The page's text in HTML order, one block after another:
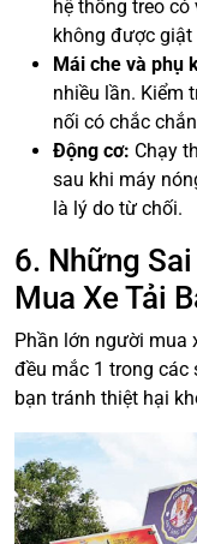
hệ thống treo
không được giật
Mái che và phụ
nhiều lần. Kiểm
nối có chắc
Động cơ: Chạy
sau khi máy
là lý do từ chối.
6. Những
Mua Xe Tải
Phần lớn người mua
đều mắc 1 trong
bạn tránh thiệt hại